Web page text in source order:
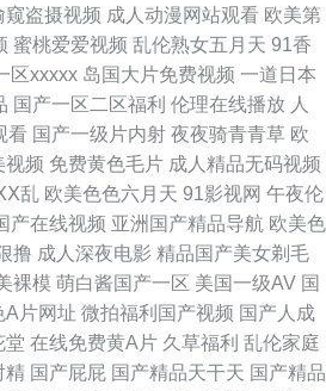
校园春色 导航99亚洲 色婷婷激情综合 91高清
列 91视频91 久草福利资源在玷 91茄子看片
线9 国产黑料AV网 亚州综合影院 不卡的国产
在线导航 人人色人人乐 91性生活视频 久久肏
午夜剧场 91蜜桃臀 九九99蜜桃视频 无码久
99九九视屏 91色淫网 日产国产欧美精美视频
影院 1024桃色 超碰在线国产人人 无码人妻
窥盗摄视频 成人动漫网站观看 欧美第
蜜桃爱爱视频 乱伦熟女五月天 91香
区xxxxx 岛国大片免费视频 一道日本
国产一区二区福利 伦理在线播放 人
看 国产一级片内射 夜夜骑青青草 欧
视频 免费黄色毛片 成人精品无码视频
乱 欧美色色六月天 91影视网 午夜伦
产在线视频 亚洲国产精品导航 欧美色
撸 成人深夜电影 精品国产美女剃毛
裸模 萌白酱国产一区 美国一级AV 国
A片网址 微拍福利国产视频 国产人成
堂 在线免费黄A片 久草福利 乱伦家庭
精 国产屁屁 国产精品天干天 国产精品